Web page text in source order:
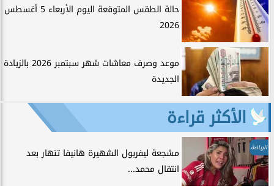
حالة الطقس المتوقعة اليوم الأربعاء 5 أغسطس
2026
موعد وصرف معاشات شهر سبتمبر 2026 بالزيادة
الجديدة
الأكثر قراءة
الرياضة
مشجعة ليفربول الشهيرة هانيفا تنهار بعد
انتقال محمد...